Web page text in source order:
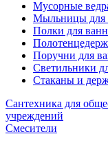
Мусорные
Мыльницы для
Полки для
Поручни для
Светильники
Стаканы и
Сантехника для
учреждений
Смесители